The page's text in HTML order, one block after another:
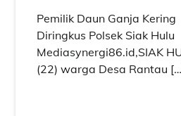
Pemilik Daun Ganja Kering
Diringkus Polsek Siak Hulu
Mediasynergi86.id,SIAK
(22) warga Desa Rantau